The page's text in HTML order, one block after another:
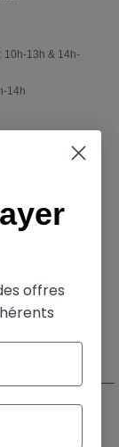
10h-13h & 14h-
14h
offres